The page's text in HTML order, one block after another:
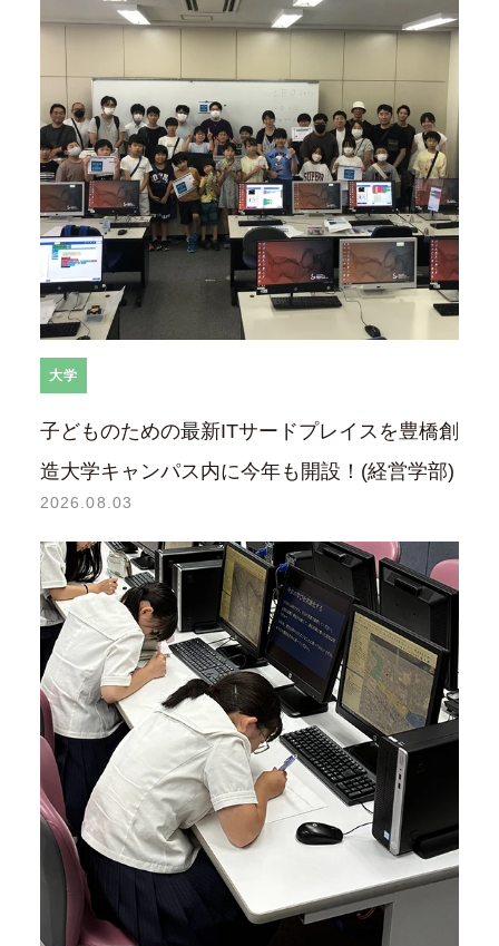
大学
子どものための最新ITサードプレイスを豊橋創
造大学キャンパス内に今年も開設！(経営学部)
2026.08.03